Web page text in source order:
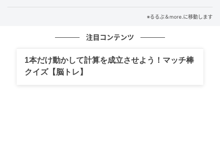
イウェー→万座ハイウェー 東京から約3時間10分 電車
（軽井沢駅経由） 北陸新幹線（軽井沢駅）→西武観光
バス（JR万座・鹿沢口駅）→西武観光バス 東京から最
短約3時間 電車＋バス
※るるぶ＆more.に移動します
注目コンテンツ
1本だけ動かして計算を成立させよう！マッチ棒
クイズ【脳トレ】